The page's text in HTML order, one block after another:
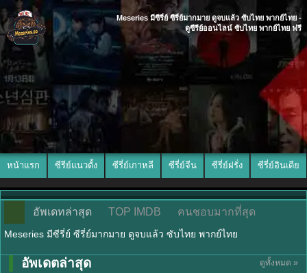
Meseries มีซีรี่ย์ ซีรี่ย์มากมาย ดูจบแล้ว ซับไทย พากย์ไทย -
ดูซีรีย์ออนไลน์ ซับไทย พากย์ไทย ฟรี
หน้าแรก ซีรีย์แนวตั้ง ซีรี่ย์เกาหลี ซีรี่ย์จีน ซีรี่ย์ฝรั่ง ซีรี่ย์อินเดีย
อัพเดทล่าสุด TOP IMDB คนชอบมากที่สุด
Meseries มีซีรี่ย์ ซีรี่ย์มากมาย ดูจบแล้ว ซับไทย พากย์ไทย
อัพเดตล่าสุด ดูทั้งหมด »
พากย์ไทย
พากย์ไทย/ซับ